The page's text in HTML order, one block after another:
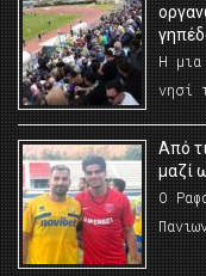
Η μια
νησί
Από
μαζί
Ο